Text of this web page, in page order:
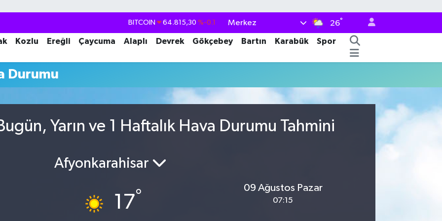
BITCOIN 64.815,30 %-0.1
DOLAR 47,7436 %0.18
6660.55 %0
Merkez 26°
Kozlu Ereğli Çaycuma Alaplı Devrek Gökçebey Bartın Karabük
Spor
Durumu
Yarın ve 1 Haftalık Hava Durumu Tahmini
Afyonkarahisar
17°
09 Ağustos Pazar
07:15